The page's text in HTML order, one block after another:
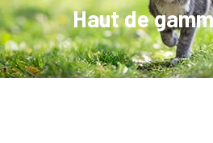
Haut de